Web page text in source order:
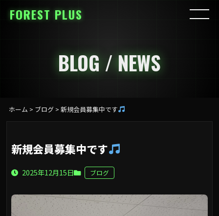
FOREST PLUS
BLOG / NEWS
ホーム > ブログ> 新規会員募集中です
新規会員募集中です
2025年12月15日 ブログ